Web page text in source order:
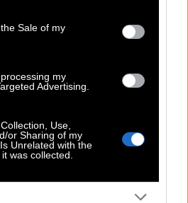
purposes in below Google
Sale of my
my
Advertising.
Use,
or Sharing of my
Unrelated with the
was collected.
αντίθετο, κι εμείς οι
συσπειρωθούμε», τόνισε.
πλειοψηφία δίνει την
κινηματογραφικό έργο;
εμένα με μετακίνησαν,
να ζήσω πολλούς μήνες,
και να έσωσαν τη ζωή.
μαχόμαστε για την